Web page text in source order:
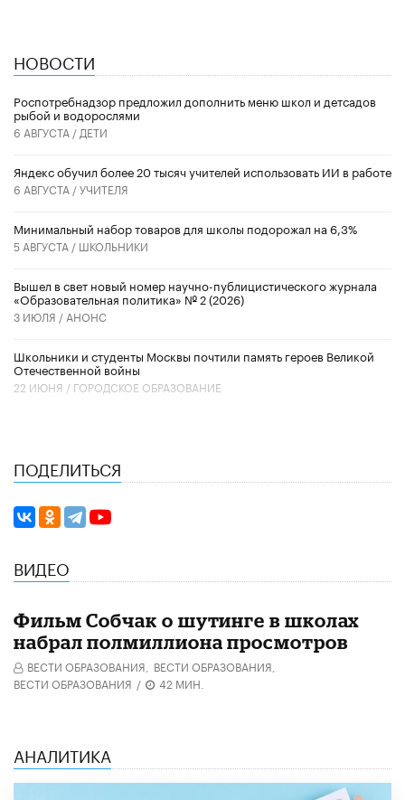
НОВОСТИ
Роспотребнадзор предложил дополнить меню школ и детсадов
рыбой и водорослями
6 АВГУСТА / ДЕТИ
​Яндекс обучил более 20 тысяч учителей использовать ИИ в работе
6 АВГУСТА /УЧИТЕЛЯ
Минимальный набор товаров для школы подорожал на 6,3%
5 АВГУСТА / ШКОЛЬНИКИ
Вышел в свет новый номер научно-публицистического журнала
«Образовательная политика» № 2 (2026)
3 ИЮЛЯ / АНОНС
Школьники и студенты Москвы почтили память героев Великой
Отечественной войны
22 ИЮНЯ / ГОРОДСКОЕ ОБРАЗОВАНИЕ
ПОДЕЛИТЬСЯ
ВИДЕО
Фильм Собчак о шутинге в школах
набрал полмиллиона просмотров
ВЕСТИ ОБРАЗОВАНИЯ, ВЕСТИ ОБРАЗОВАНИЯ,
ВЕСТИ ОБРАЗОВАНИЯ / 42 МИН.
АНАЛИТИКА